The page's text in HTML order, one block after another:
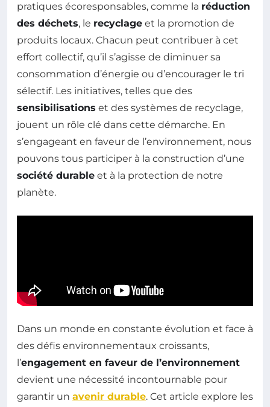
pratiques écoresponsables, comme la réduction
des déchets, le recyclage et la promotion de
produits locaux. Chacun peut contribuer à cet
effort collectif, qu’il s’agisse de diminuer sa
consommation d’énergie ou d’encourager le tri
sélectif. Les initiatives, telles que des
sensibilisations et des systèmes de recyclage,
jouent un rôle clé dans cette démarche. En
s’engageant en faveur de l’environnement, nous
pouvons tous participer à la construction d’une
société durable et à la protection de notre
planète.
Dans un monde en constante évolution et face à
des défis environnementaux croissants,
l’engagement en faveur de l’environnement
devient une nécessité incontournable pour
garantir un avenir durable. Cet article explore les